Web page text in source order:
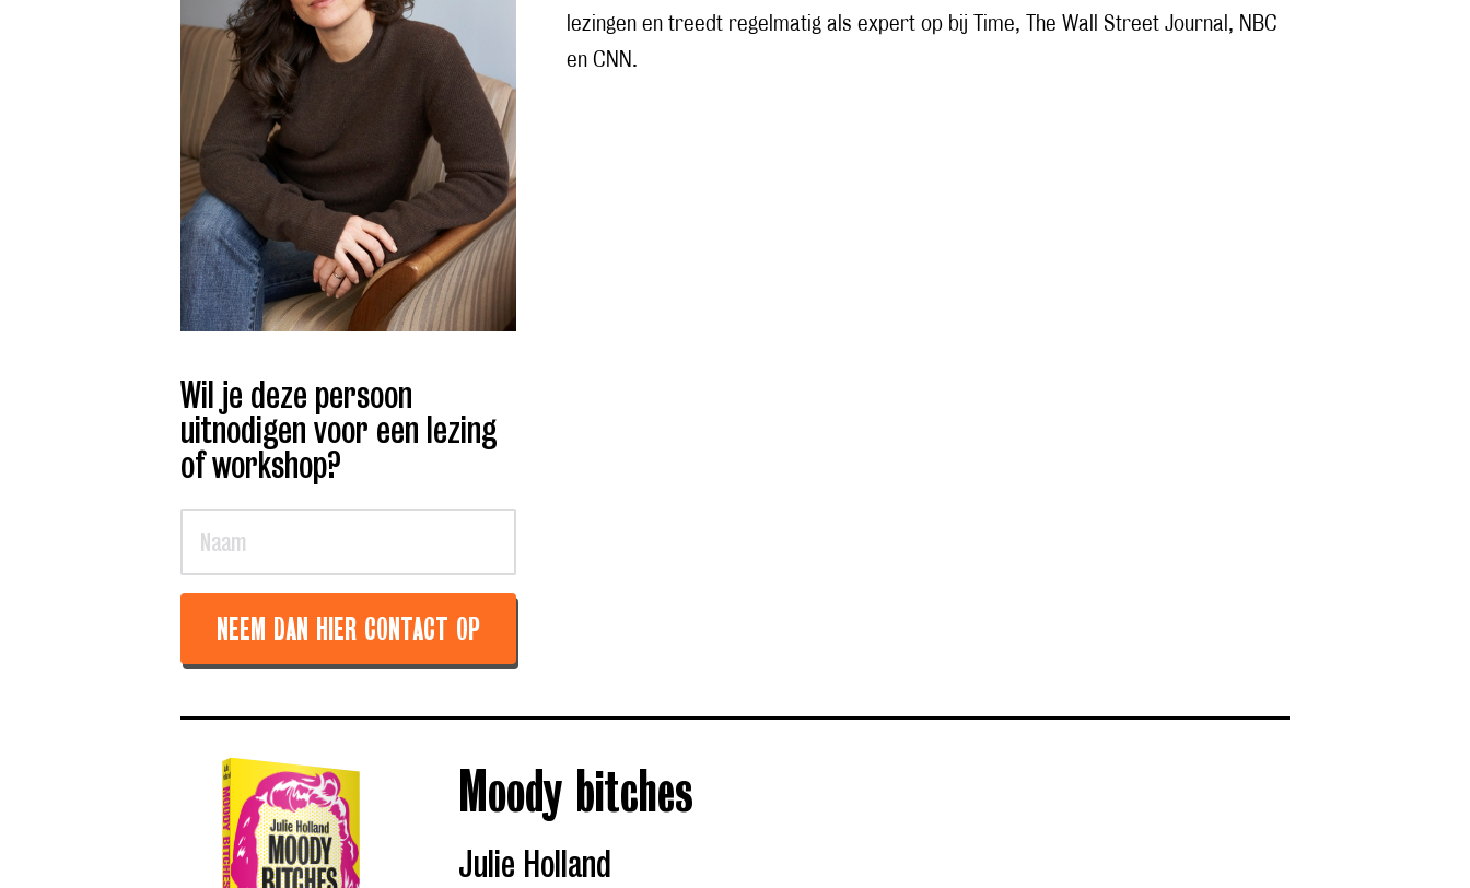
Wil je deze persoon
uitnodigen voor een lezing
of workshop?
NEEM DAN HIER CONTACT OP
lezingen en treedt regelmatig als expert op bij Time, The Wall Street Journal, NBC
en CNN.
Moody bitches
Julie Holland